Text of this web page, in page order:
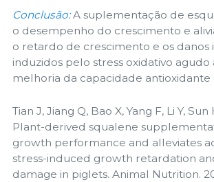
Conclusão:A suplementação de
o desempenho do crescimento e
o retardo de crescimento e os danos
induzidos pelo stress oxidativo agudo
melhoria da capacidade antioxidante
Tian J, Jiang Q, Bao X, Yang F, Li Y, Sun
Plant-derived squalene
growth performance and alleviates
stress-induced growth retardation
damage in piglets. Animal Nutrition.